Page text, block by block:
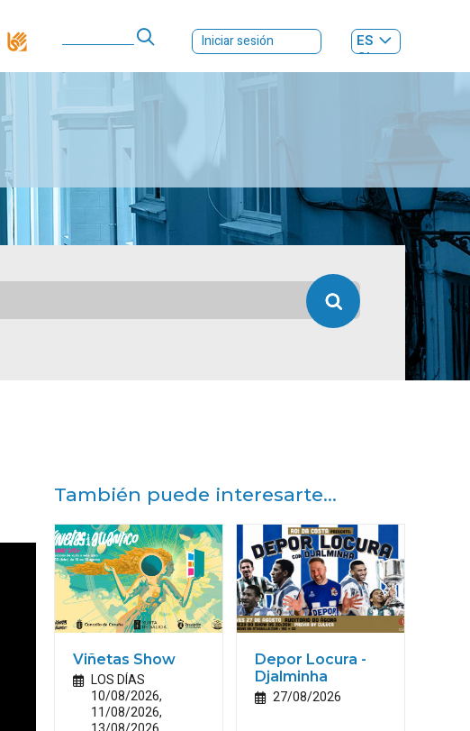
Iniciar sesión
ES
GL
También puede interesarte...
Viñetas Show
LOS DÍAS
10/08/2026,
11/08/2026,
Depor Locura -
Djalminha
27/08/2026